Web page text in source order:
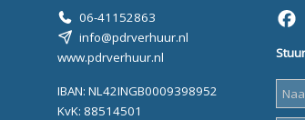
06-41152863
info@pdrverhuur.nl
www.pdrverhuur.nl
IBAN: NL42INGB0009398952
KvK: 88514501